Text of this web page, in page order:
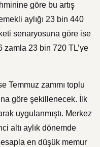
göre bu artış
aylığı 23 bin 440
senaryosuna göre ise
zamla 23 bin 720 TL’ye
Temmuz zammı toplu
göre şekillenecek. İlk
uygulanmıştı. Merkez
altı aylık dönemde
en düşük memur